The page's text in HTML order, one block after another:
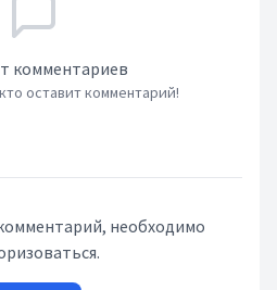
комментариев
оставит комментарий!
необходимо